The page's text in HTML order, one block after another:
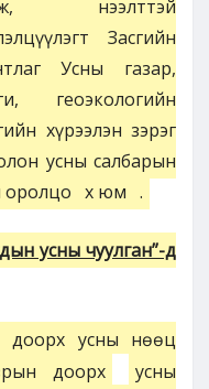
нээлттэй
Засгийн
Усны газар,
геоэкологийн
хүрээлэн зэрэг
усны салбарын
оролцо х юм .
усны чуулган”-д
доорх усны нөөц
доорх
усны